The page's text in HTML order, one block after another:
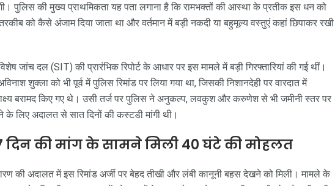
पुलिस की मुख्य प्राथमिकता यह पता लगाना है कि रामभक्तों की आस्था के प्रतीक इस धन को
को कैसे अंजाम दिया जाता था और वर्तमान में बड़ी नकदी या बहुमूल्य वस्तुएं कहां छिपाकर रखी
जांच दल (SIT) की प्रारंभिक रिपोर्ट के आधार पर इस मामले में बड़ी गिरफ्तारियां की गई थीं।
शुक्ला को भी पूर्व में पुलिस रिमांड पर लिया गया था, जिसकी निशानदेही पर वारदात में
बरामद किए गए थे। उसी तर्ज पर पुलिस ने अनुकल्प, लवकुश और करुणेश से भी जमीनी स्तर पर
के लिए अदालत से सात दिनों की कस्टडी मांगी थी।
दिन की मांग के सामने मिली 40 घंटे की मोहलत
की अदालत में इस रिमांड अर्जी पर बेहद तीखी और लंबी कानूनी बहस देखने को मिली। मामले के